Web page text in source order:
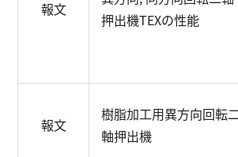
報文
押出機TEXの性能
報文
樹脂加工用異方向回転
軸押出機